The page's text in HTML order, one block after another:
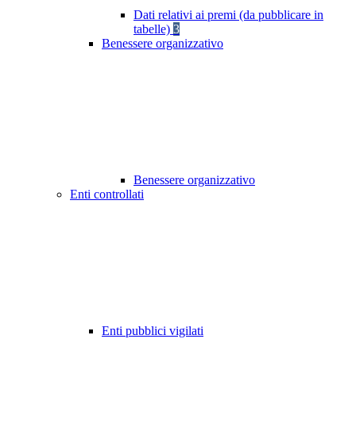
Dati relativi ai premi (da pubblicare in
tabelle) 3
Benessere organizzativo
Benessere organizzativo
Enti controllati
Enti pubblici vigilati